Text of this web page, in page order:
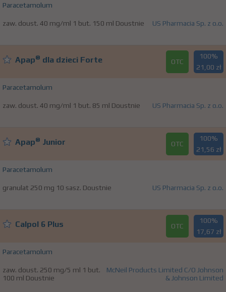
Paracetamolum
zaw. doust. 40 mg/ml 1 but. 150 ml Doustnie US Pharmacia Sp. z o.o.
Apap® dla dzieci Forte OTC
100%
21,00 zł
Paracetamolum
zaw. doust. 40 mg/ml 1 but. 85 ml Doustnie US Pharmacia Sp. z o.o.
Apap® Junior OTC
100%
21,56 zł
Paracetamolum
granulat 250 mg 10 sasz. Doustnie US Pharmacia Sp. z o.o.
Calpol 6 Plus OTC
100%
17,67 zł
Paracetamolum
zaw. doust. 250 mg/5 ml 1 but.
100 ml Doustnie
McNeil Products Limited C/O Johnson
& Johnson Limited